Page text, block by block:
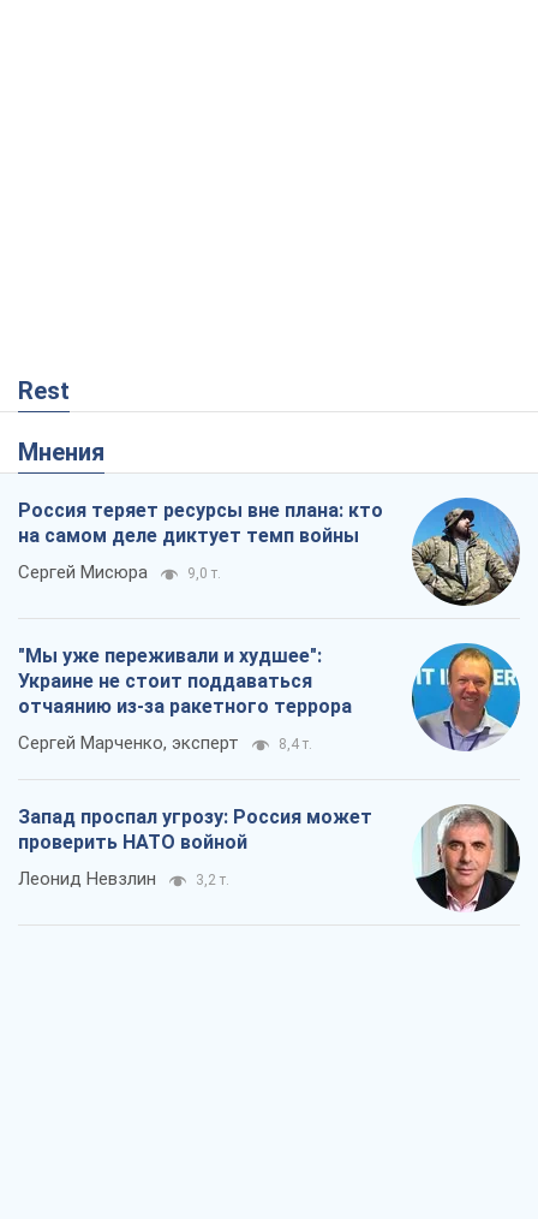
Rest
Мнения
Россия теряет ресурсы вне плана: кто
на самом деле диктует темп войны
Сергей Мисюра 9,0 т.
"Мы уже переживали и худшее":
Украине не стоит поддаваться
отчаянию из-за ракетного террора
Сергей Марченко, эксперт 8,4 т.
Запад проспал угрозу: Россия может
проверить НАТО войной
Леонид Невзлин 3,2 т.